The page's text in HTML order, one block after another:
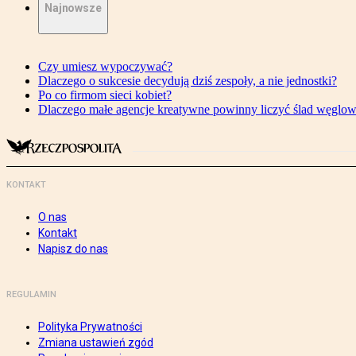
Najnowsze
Czy umiesz wypoczywać?
Dlaczego o sukcesie decydują dziś zespoły, a nie jednostki?
Po co firmom sieci kobiet?
Dlaczego małe agencje kreatywne powinny liczyć ślad
KONTAKT
O nas
Kontakt
Napisz do nas
REGULAMIN
Polityka Prywatności
Zmiana ustawień zgód